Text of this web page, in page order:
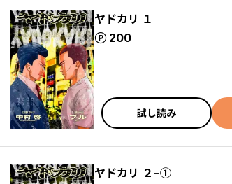
ヤドカリ １
200
ポイント
試し読み
ヤドカリ ２−①